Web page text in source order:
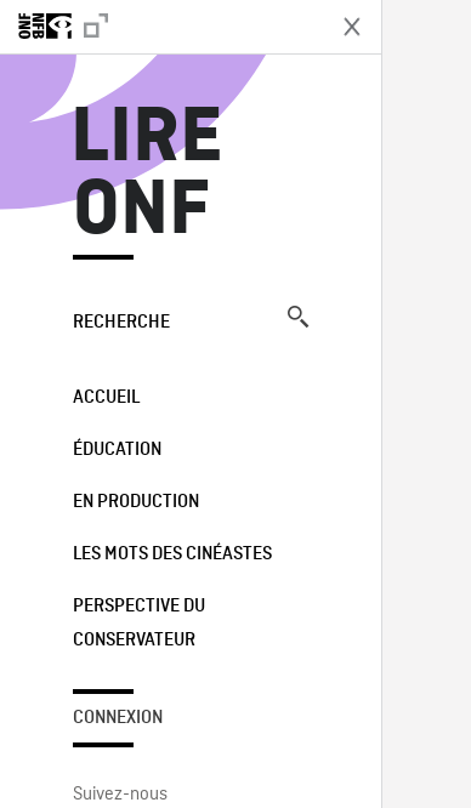
LIRE
ONF
RECHERCHE
ACCUEIL
ÉDUCATION
EN PRODUCTION
LES MOTS DES CINÉASTES
PERSPECTIVE DU
CONSERVATEUR
CONNEXION
Suivez-nous